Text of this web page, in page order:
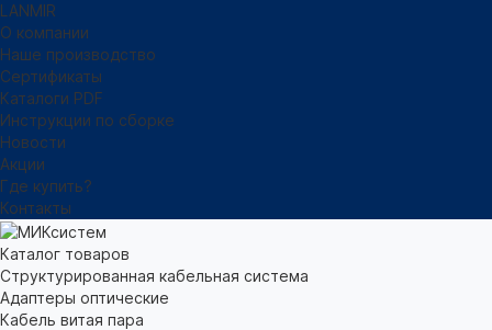
LANMIR
О компании
Наше производство
Сертификаты
Каталоги PDF
Инструкции по сборке
Новости
Акции
Где купить?
Контакты
Каталог товаров
Структурированная кабельная система
Адаптеры оптические
Кабель витая пара